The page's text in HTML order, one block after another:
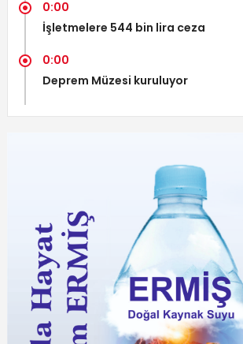
0:00
İşletmelere 544 bin lira ceza
0:00
Deprem Müzesi kuruluyor